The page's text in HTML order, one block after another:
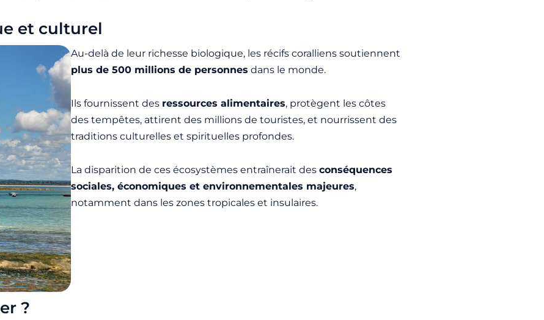
et culturel
Au-delà de leur richesse biologique, les récifs coralliens soutiennent
plus de 500 millions de personnes dans le monde.
Ils fournissent des ressources alimentaires, protègent les côtes
des tempêtes, attirent des millions de touristes, et nourrissent des
traditions culturelles et spirituelles profondes.
La disparition de ces écosystèmes entraînerait des conséquences
sociales, économiques et environnementales majeures,
notamment dans les zones tropicales et insulaires.
?